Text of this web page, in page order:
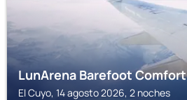
LunArena Barefoot Comfort
El Cuyo, 14 agosto 2026, 2 noches